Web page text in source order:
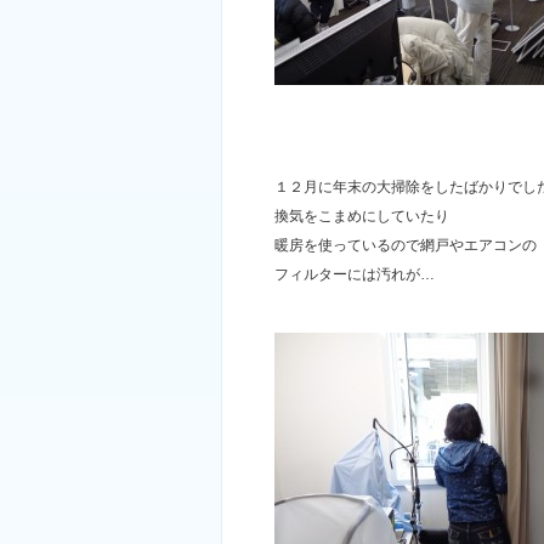
１２月に年末の大掃除をしたばかりでし
換気をこまめにしていたり
暖房を使っているので網戸やエアコンの
フィルターには汚れが…